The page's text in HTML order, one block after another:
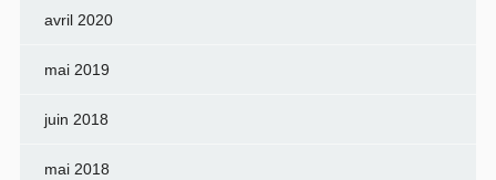
avril 2020
mai 2019
juin 2018
mai 2018